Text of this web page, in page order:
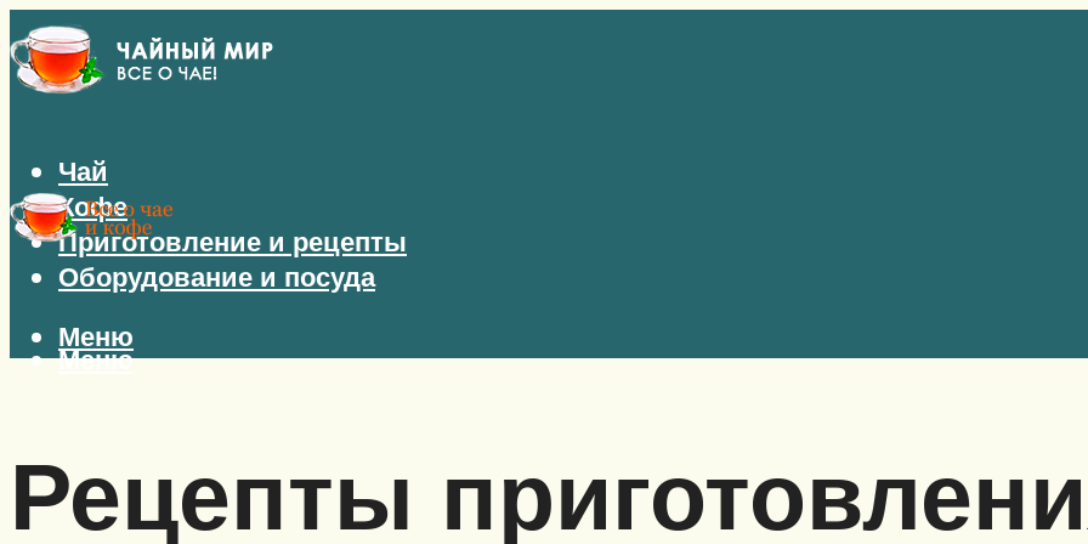
Чай
Кофе
Приготовление и рецепты
Оборудование и посуда
Меню
Меню
Рецепты